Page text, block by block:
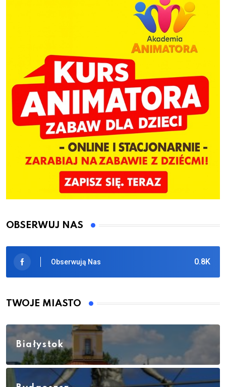
OBSERWUJ NAS
0.8K
Obserwują Nas
TWOJE MIASTO
Białystok